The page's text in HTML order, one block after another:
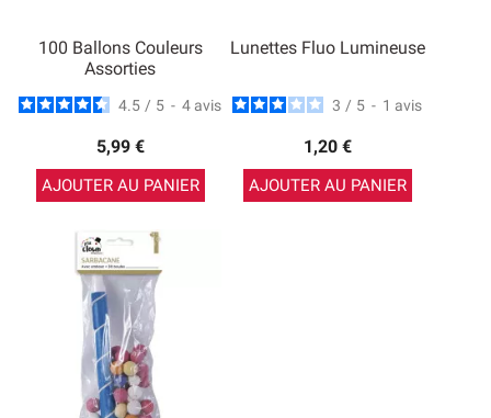
100 Ballons Couleurs
Assorties
4.5 / 5 - 4 avis
5,99 €
AJOUTER AU PANIER
Lunettes Fluo Lumineuse
3 / 5 - 1 avis
1,20 €
AJOUTER AU PANIER